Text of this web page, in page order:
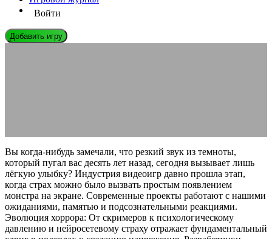
Войти
Добавить игру
Вы когда-нибудь замечали, что резкий звук из темноты,
который пугал вас десять лет назад, сегодня вызывает лишь
лёгкую улыбку? Индустрия видеоигр давно прошла этап,
когда страх можно было вызвать простым появлением
монстра на экране. Современные проекты работают с нашими
ожиданиями, памятью и подсознательными реакциями.
Эволюция хоррора: От скримеров к психологическому
давлению и нейросетевому страху отражает фундаментальный